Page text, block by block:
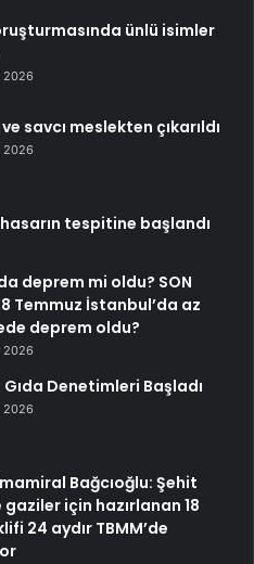
ünlü isimler
2026
savcı meslekten çıkarıldı
2026
tespitine başlandı
deprem mi oldu? SON
Temmuz İstanbul’da az
deprem oldu?
2026
Denetimleri Başladı
2026
Bağcıoğlu: Şehit
için hazırlanan 18
24 aydır TBMM’de